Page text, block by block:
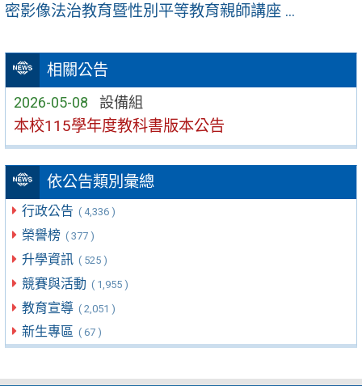
相關公告
2026-05-08 設備組
本校115學年度教科書版本公告
依公告類別彙總
行政公告 ( 4,336 )
榮譽榜 ( 377 )
升學資訊 ( 525 )
競賽與活動 ( 1,955 )
教育宣導 ( 2,051 )
新生專區 ( 67 )
密影像法治教育暨性別平等教育親師講座 ...